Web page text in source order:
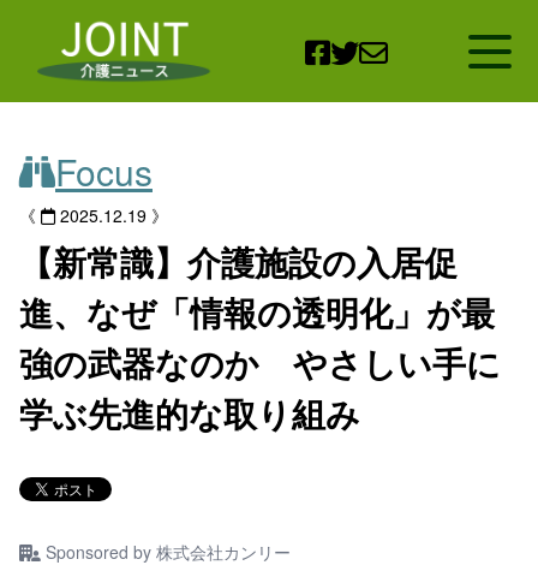
Focus
《 2025.12.19 》
【新常識】介護施設の入居促
進、なぜ「情報の透明化」が最
強の武器なのか やさしい手に
学ぶ先進的な取り組み
Sponsored by 株式会社カンリー